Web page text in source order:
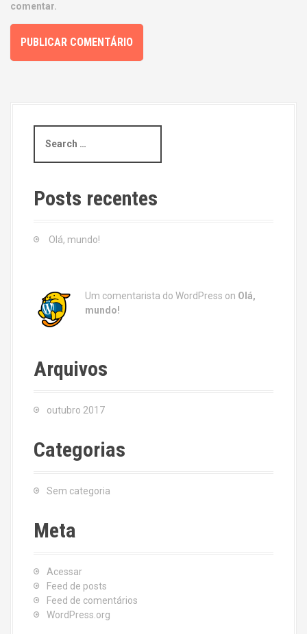
comentar.
a
c
h
Posts recentes
Olá, mundo!
Um comentarista do WordPress on Olá,
mundo!
Arquivos
outubro 2017
Categorias
Sem categoria
Meta
Acessar
Feed de posts
Feed de comentários
WordPress.org